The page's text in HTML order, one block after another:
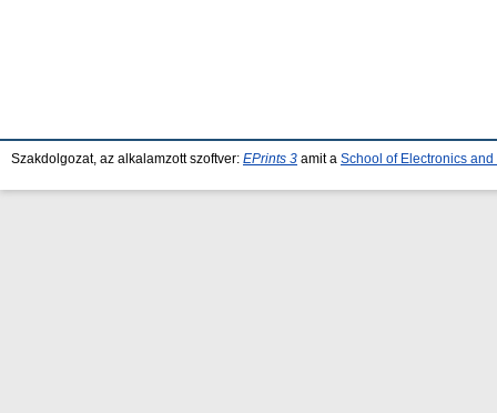
Szakdolgozat, az alkalamzott szoftver: EPrints 3 amit a School of Electronics